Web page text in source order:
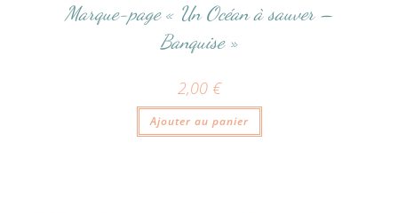
Marque-page « Un Océan à sauver –
Banquise »
2,00 €
Ajouter au panier